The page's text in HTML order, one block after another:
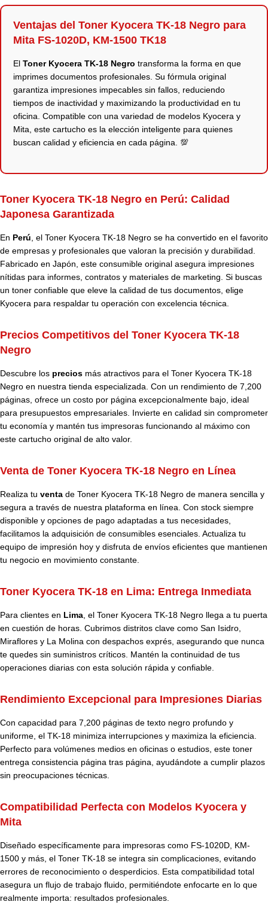
Ventajas del Toner Kyocera TK-18 Negro para
Mita FS-1020D, KM-1500 TK18
El Toner Kyocera TK-18 Negro transforma la forma en que
imprimes documentos profesionales. Su fórmula original
garantiza impresiones impecables sin fallos, reduciendo
tiempos de inactividad y maximizando la productividad en tu
oficina. Compatible con una variedad de modelos Kyocera y
Mita, este cartucho es la elección inteligente para quienes
buscan calidad y eficiencia en cada página. 💯
Toner Kyocera TK-18 Negro en Perú: Calidad
Japonesa Garantizada
En Perú, el Toner Kyocera TK-18 Negro se ha convertido en el favorito
de empresas y profesionales que valoran la precisión y durabilidad.
Fabricado en Japón, este consumible original asegura impresiones
nítidas para informes, contratos y materiales de marketing. Si buscas
un toner confiable que eleve la calidad de tus documentos, elige
Kyocera para respaldar tu operación con excelencia técnica.
Precios Competitivos del Toner Kyocera TK-18
Negro
Descubre los precios más atractivos para el Toner Kyocera TK-18
Negro en nuestra tienda especializada. Con un rendimiento de 7,200
páginas, ofrece un costo por página excepcionalmente bajo, ideal
para presupuestos empresariales. Invierte en calidad sin comprometer
tu economía y mantén tus impresoras funcionando al máximo con
este cartucho original de alto valor.
Venta de Toner Kyocera TK-18 Negro en Línea
Realiza tu venta de Toner Kyocera TK-18 Negro de manera sencilla y
segura a través de nuestra plataforma en línea. Con stock siempre
disponible y opciones de pago adaptadas a tus necesidades,
facilitamos la adquisición de consumibles esenciales. Actualiza tu
equipo de impresión hoy y disfruta de envíos eficientes que mantienen
tu negocio en movimiento constante.
Toner Kyocera TK-18 en Lima: Entrega Inmediata
Para clientes en Lima, el Toner Kyocera TK-18 Negro llega a tu puerta
en cuestión de horas. Cubrimos distritos clave como San Isidro,
Miraflores y La Molina con despachos exprés, asegurando que nunca
te quedes sin suministros críticos. Mantén la continuidad de tus
operaciones diarias con esta solución rápida y confiable.
Rendimiento Excepcional para Impresiones Diarias
Con capacidad para 7,200 páginas de texto negro profundo y
uniforme, el TK-18 minimiza interrupciones y maximiza la eficiencia.
Perfecto para volúmenes medios en oficinas o estudios, este toner
entrega consistencia página tras página, ayudándote a cumplir plazos
sin preocupaciones técnicas.
Compatibilidad Perfecta con Modelos Kyocera y
Mita
Diseñado específicamente para impresoras como FS-1020D, KM-
1500 y más, el Toner TK-18 se integra sin complicaciones, evitando
errores de reconocimiento o desperdicios. Esta compatibilidad total
asegura un flujo de trabajo fluido, permitiéndote enfocarte en lo que
realmente importa: resultados profesionales.